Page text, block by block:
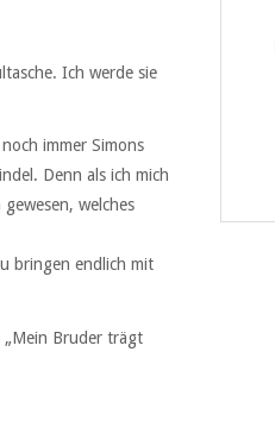
Ich werde sie
immer Simons
Denn als ich mich
welches
bringen endlich mit
„Mein Bruder trägt